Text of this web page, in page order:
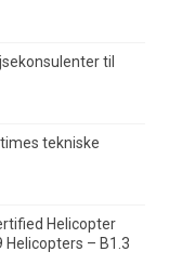
til
tekniske
Helicopter
Helicopters – B1.3